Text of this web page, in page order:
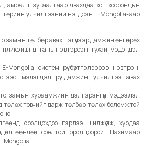
амралт зугаалгаар явахдаа хот хоорондын
үйлчилгээний нэгдсэн E-Mongolia-аар
замын төлбөр авах цэгүүдээр дамжин өнгөрөх
тань нэвтэрсэн тухай мэдэгдэл
Mongolia систем рүү бүртгэлээрээ нэвтрэн,
мэдэгдэл рүү дамжин үйлчилгээ авах
замын хураамжийн дэлгэрэнгүй мэдээлэл
төлөх товчийг дарж төлбөр төлөх боломжтой
оролцохдоо гэрлээ шилжүүлж, хурдаа
соёлтой оролцоорой. Цахимаар
Mongolia